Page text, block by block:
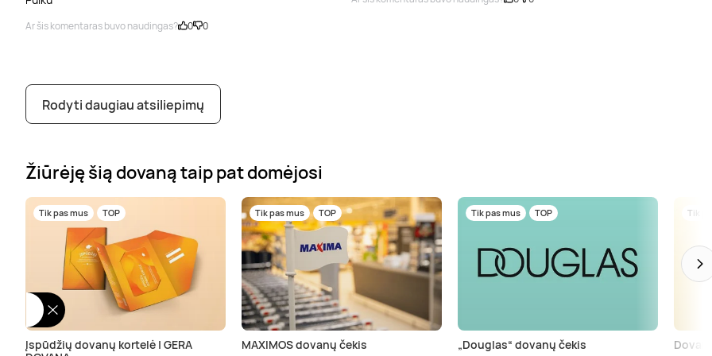
Ar šis komentaras buvo naudingas? 0 0
Rodyti daugiau atsiliepimų
Žiūrėję šią dovaną taip pat domėjosi
Tik pas mus TOP
Įspūdžių dovanų kortelė | GERA
Tik pas mus TOP
MAXIMOS dovanų čekis
Tik pas mus TOP
„Douglas“ dovanų čekis
Tik